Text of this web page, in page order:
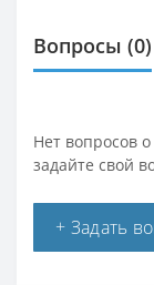
Вопросы (0)
Нет вопросов
задайте свой
+ Задать